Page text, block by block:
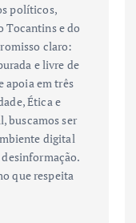
políticos,
Tocantins e do
claro:
e livre de
apoia em três
Ética e
buscamos ser
digital
que respeita